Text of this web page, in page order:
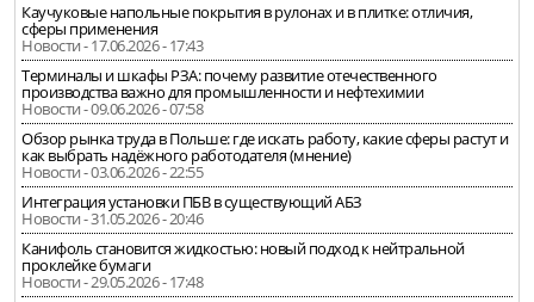
Каучуковые напольные покрытия в рулонах и в плитке: отличия,
сферы применения
Новости - 17.06.2026 - 17:43
Терминалы и шкафы РЗА: почему развитие отечественного
производства важно для промышленности и нефтехимии
Новости - 09.06.2026 - 07:58
Обзор рынка труда в Польше: где искать работу, какие сферы растут и
как выбрать надёжного работодателя (мнение)
Новости - 03.06.2026 - 22:55
Интеграция установки ПБВ в существующий АБЗ
Новости - 31.05.2026 - 20:46
Канифоль становится жидкостью: новый подход к нейтральной
проклейке бумаги
Новости - 29.05.2026 - 17:48